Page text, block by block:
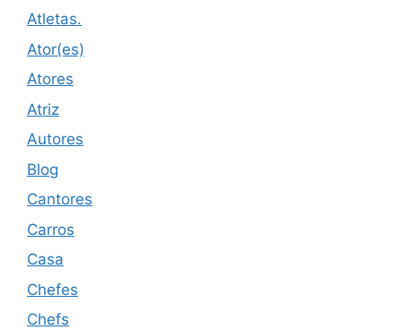
Atletas.
Ator(es)
Atores
Atriz
Autores
Blog
Cantores
Carros
Casa
Chefes
Chefs